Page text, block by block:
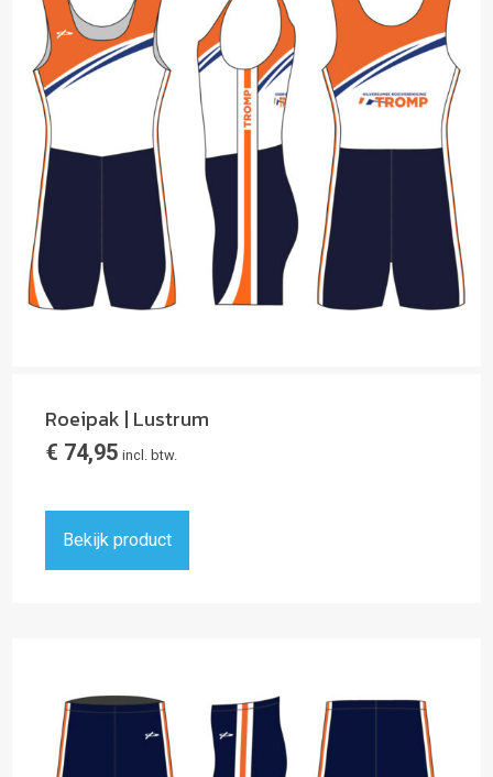
Roeipak | Lustrum
€ 74,95 incl. btw.
Bekijk product